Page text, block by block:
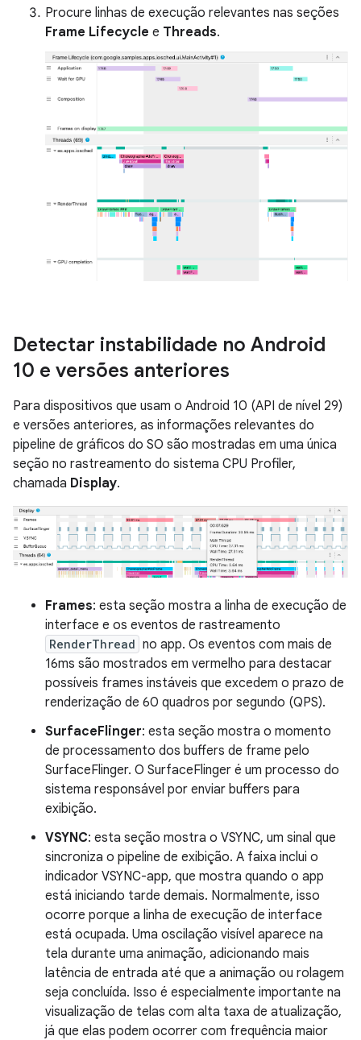
Procure linhas de execução relevantes nas seções
Frame Lifecycle e Threads.
Detectar instabilidade no Android
10 e versões anteriores
Para dispositivos que usam o Android 10 (API de nível 29)
e versões anteriores, as informações relevantes do
pipeline de gráficos do SO são mostradas em uma única
seção no rastreamento do sistema CPU Profiler,
chamada Display.
Frames: esta seção mostra a linha de execução de
interface e os eventos de rastreamento
RenderThread no app. Os eventos com mais de
16ms são mostrados em vermelho para destacar
possíveis frames instáveis que excedem o prazo de
renderização de 60 quadros por segundo (QPS).
SurfaceFlinger: esta seção mostra o momento
de processamento dos buffers de frame pelo
SurfaceFlinger. O SurfaceFlinger é um processo do
sistema responsável por enviar buffers para
exibição.
VSYNC: esta seção mostra o VSYNC, um sinal que
sincroniza o pipeline de exibição. A faixa inclui o
indicador VSYNC-app, que mostra quando o app
está iniciando tarde demais. Normalmente, isso
ocorre porque a linha de execução de interface
está ocupada. Uma oscilação visível aparece na
tela durante uma animação, adicionando mais
latência de entrada até que a animação ou rolagem
seja concluída. Isso é especialmente importante na
visualização de telas com alta taxa de atualização,
já que elas podem ocorrer com frequência maior